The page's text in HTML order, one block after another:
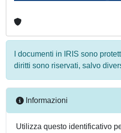
I documenti in IRIS sono
diritti sono riservati, salvo
Informazioni
Utilizza questo identificativo